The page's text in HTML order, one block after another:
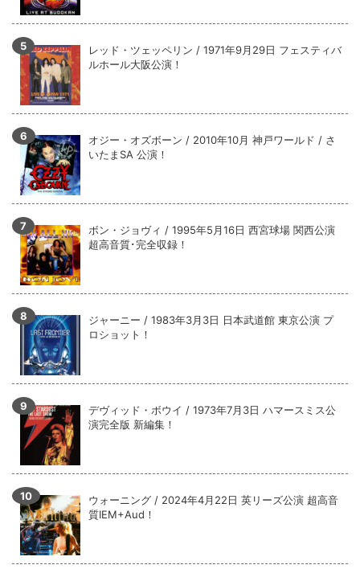
レッド・ツェッペリン / 1971年9月29日 フェスティバ
ルホール大阪公演！
オジー・オズボーン / 2010年10月 神戸ワールド / さ
いたまSA 公演！
ボン・ジョヴィ / 1995年5月16日 西宮球場 関西公演
超高音質･完全収録！
ジャーニー / 1983年3月3日 日本武道館 東京公演 プ
ロショット！
デヴィッド・ボウイ / 1973年7月3日 ハマースミス公
演完全版 新編集！
ウォーニング / 2024年4月22日 英リーズ公演 超高音
質IEM+Aud！